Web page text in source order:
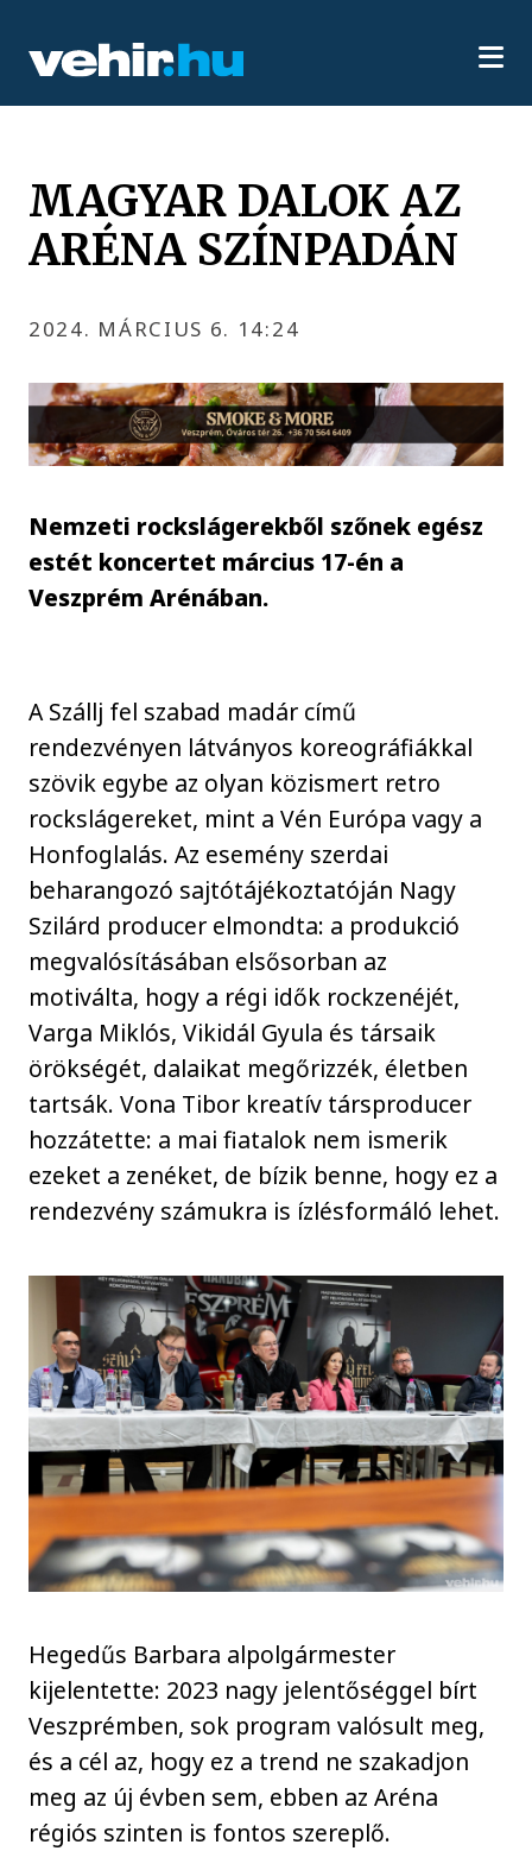
MAGYAR DALOK AZ
ARÉNA SZÍNPADÁN
2024. MÁRCIUS 6. 14:24
Nemzeti rockslágerekből szőnek egész
estét koncertet március 17-én a
Veszprém Arénában.
A Szállj fel szabad madár című
rendezvényen látványos koreográfiákkal
szövik egybe az olyan közismert retro
rockslágereket, mint a Vén Európa vagy a
Honfoglalás. Az esemény szerdai
beharangozó sajtótájékoztatóján Nagy
Szilárd producer elmondta: a produkció
megvalósításában elsősorban az
motiválta, hogy a régi idők rockzenéjét,
Varga Miklós, Vikidál Gyula és társaik
örökségét, dalaikat megőrizzék, életben
tartsák. Vona Tibor kreatív társproducer
hozzátette: a mai fiatalok nem ismerik
ezeket a zenéket, de bízik benne, hogy ez a
rendezvény számukra is ízlésformáló lehet.
Hegedűs Barbara alpolgármester
kijelentette: 2023 nagy jelentőséggel bírt
Veszprémben, sok program valósult meg,
és a cél az, hogy ez a trend ne szakadjon
meg az új évben sem, ebben az Aréna
régiós szinten is fontos szereplő.